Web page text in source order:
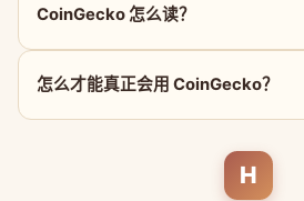
CoinGecko 怎么读？
怎么才能真正会用 CoinGecko？
H